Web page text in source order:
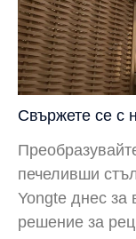
Свържете се с
печеливши
Yongte днес за
решение за